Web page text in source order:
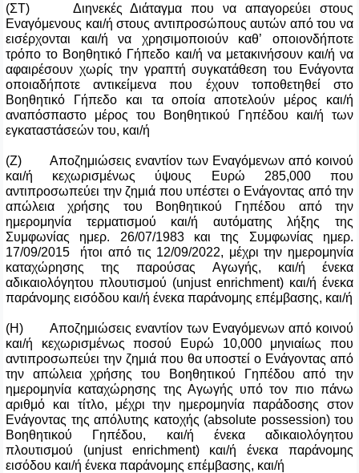
(ΣΤ) Διηνεκές Διάταγμα που να απαγορεύει στους
Εναγόμενους και/ή στους αντιπροσώπους αυτών από του να
εισέρχονται και/ή να χρησιμοποιούν καθ’
οποιονδήποτε
τρόπο το Βοηθητικό Γήπεδο και/ή να μετακινήσουν και/ή να
αφαιρέσουν χωρίς την γραπτή συγκατάθεση του Ενάγοντα
οποιαδήποτε αντικείμενα που έχουν τοποθετηθεί στο
Βοηθητικό Γήπεδο και τα οποία αποτελούν μέρος και/ή
αναπόσπαστο μέρος του Βοηθητικού Γηπέδου και/ή των
εγκαταστάσεών του, και/ή
(Ζ) Αποζημιώσεις εναντίον των Εναγόμενων από κοινού
και/ή κεχωρισμένως ύψους Ευρώ 285,000 που
αντιπροσωπεύει την ζημιά που υπέστει ο Ενάγοντας από την
απώλεια χρήσης του Βοηθητικού Γηπέδου από την
ημερομηνία τερματισμού και/ή αυτόματης λήξης της
Συμφωνίας ημερ. 26/07/1983 και της Συμφωνίας ημερ.
17/09/2015 ήτοι από τις 12/09/2022, μέχρι την ημερομηνία
καταχώρησης της παρούσας Αγωγής, και/ή ένεκα
αδικαιολόγητου πλουτισμού (unjust enrichment) και/ή ένεκα
παράνομης εισόδου και/ή ένεκα παράνομης επέμβασης, και/ή
(Η) Αποζημιώσεις εναντίον των Εναγόμενων από κοινού
και/ή κεχωρισμένως ποσού Ευρώ 10,000 μηνιαίως που
αντιπροσωπεύει την ζημιά που θα υποστεί ο Ενάγοντας από
την απώλεια χρήσης του Βοηθητικού Γηπέδου από την
ημερομηνία καταχώρησης της Αγωγής υπό τον πιο πάνω
αριθμό και τίτλο, μέχρι την ημερομηνία παράδοσης στον
Ενάγοντας της απόλυτης κατοχής (absolute possession) του
Βοηθητικού Γηπέδου, και/ή ένεκα αδικαιολόγητου
πλουτισμού (unjust enrichment) και/ή ένεκα παράνομης
εισόδου και/ή ένεκα παράνομης επέμβασης, και/ή